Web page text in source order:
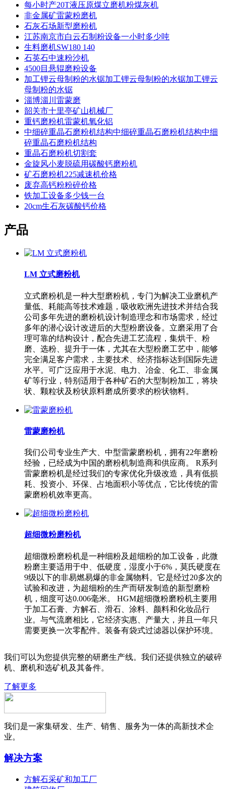
每小时产20T液压原煤立磨机粉煤灰机
非金属矿雷蒙粉磨机
石灰石场新型磨粉机
江苏南京市白云石制粉设备一小时多少吨
生料磨机SW180 140
石英石中速粉沙机
4500目悬辊磨粉设备
加工锂云母制粉的水锯加工锂云母制粉的水锯加工锂云
母制粉的水锯
淄博淄川雷蒙磨
韶关市十里亭矿山机械厂
重钙磨粉机雷蒙机氧化铝
中细碎重晶石磨粉机结构中细碎重晶石磨粉机结构中细
碎重晶石磨粉机结构
重晶石磨粉机切割套
金旋风小麦脱硫用碳酸钙磨粉机
矿石磨粉机225减速机价格
废弃高钙粉粉碎价格
铁加工设备多少钱一台
20cm生石灰碳酸钙价格
产品
LM 立式磨粉机
立式磨粉机是一种大型磨粉机，专门为解决工业磨机产
量低、耗能高等技术难题，吸收欧洲先进技术并结合我
公司多年先进的磨粉机设计制造理念和市场需求，经过
多年的潜心设计改进后的大型粉磨设备。立磨采用了合
理可靠的结构设计，配合先进工艺流程，集烘干、粉
磨、选粉、提升于一体，尤其在大型粉磨工艺中，能够
完全满足客户需求，主要技术、经济指标达到国际先进
水平。可广泛应用于水泥、电力、冶金、化工、非金属
矿等行业，特别适用于各种矿石的大型制粉加工，将块
状、颗粒状及粉状原料磨成所要求的粉状物料。
雷蒙磨粉机
我们公司专业生产大、中型雷蒙磨粉机，拥有22年磨粉
经验，已经成为中国的磨粉机制造商和供应商。 R系列
雷蒙磨粉机是经过我们的专家优化升级改造，具有低损
耗、投资小、环保、占地面积小等优点，它比传统的雷
蒙磨粉机效率更高。
超细微粉磨粉机
超细微粉磨粉机是一种细粉及超细粉的加工设备，此微
粉磨主要适用于中、低硬度，湿度小于6%，莫氏硬度在
9级以下的非易燃易爆的非金属物料。它是经过20多次的
试验和改进，为超细粉的生产而研发制造的新型磨粉
机，细度可达0.006毫米。 HGM超细微粉磨粉机主要用
于加工石膏、方解石、滑石、涂料、颜料和化妆品行
业。与气流磨相比，它经济实惠、产量大，并且一年只
需要更换一次零配件。装备有袋式过滤器以保护环境。
我们可以为您提供完整的研磨生产线。我们还提供独立的破碎
机、磨机和选矿机及其备件。
了解更多
我们是一家集研发、生产、销售、服务为一体的高新技术企
业。
解决方案
方解石采矿和加工厂